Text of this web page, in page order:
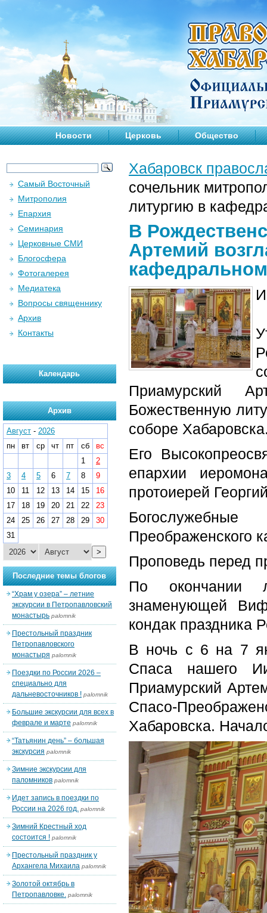
Новости Церковь Общество
Хабаровск
сочельник
литургию в
В
Артемий
Приамурский
Божественную
соборе
Его
епархии
протоиерей
Преображенского
Проповедь перед
По окончании
знаменующей
кондак праздника
В ночь с 6 на 7
Спаса нашего
Приамурский
Спасо-
Хабаровска.
Самый Восточный
Митрополия
Епархия
Семинария
Церковные СМИ
Блогосфера
Фотогалерея
Медиатека
Вопросы священнику
Архив
Контакты
Календарь
Архив
Август - 2026
пн
вт ср чт пт сб
вс
1
2
3
4 5 6 7 8
9
10
11 12 13 14 15
16
17
18 19 20 21 22
23
24
25 26 27 28 29
30
31
>
Последние темы блогов
“Храм у озера” – летние
экскурсии в Петропавловский
монастырь palomnik
Престольный праздник
Петропавловского
монастыря palomnik
Поездки по России 2026 –
специально для
дальневосточников ! palomnik
Большие экскурсии для всех в
феврале и марте palomnik
“Татьянин день” – большая
экскурсия palomnik
Зимние экскурсии для
паломников palomnik
Идет запись в поездки по
России на 2026 год. palomnik
Зимний Крестный ход
состоится ! palomnik
Престольный праздник у
Архангела Михаила palomnik
Золотой октябрь в
Петропавловке. palomnik